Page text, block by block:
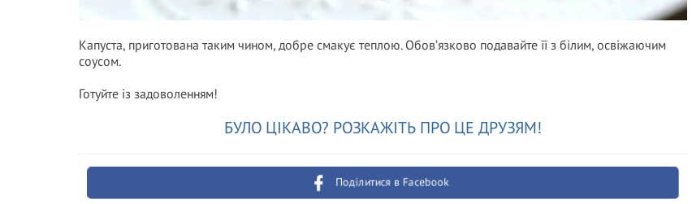
Капуста, приготована таким чином, добре смакує теплою. Обов’язково подавайте її з білим, освіжаючим
соусом.
Готуйте із задоволенням!
БУЛО ЦІКАВО? РОЗКАЖІТЬ ПРО ЦЕ ДРУЗЯМ!
Поділитися в Facebook